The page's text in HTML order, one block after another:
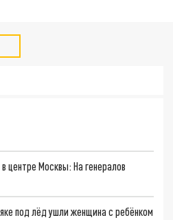
центре Москвы: На генералов
под лёд ушли женщина с ребёнком